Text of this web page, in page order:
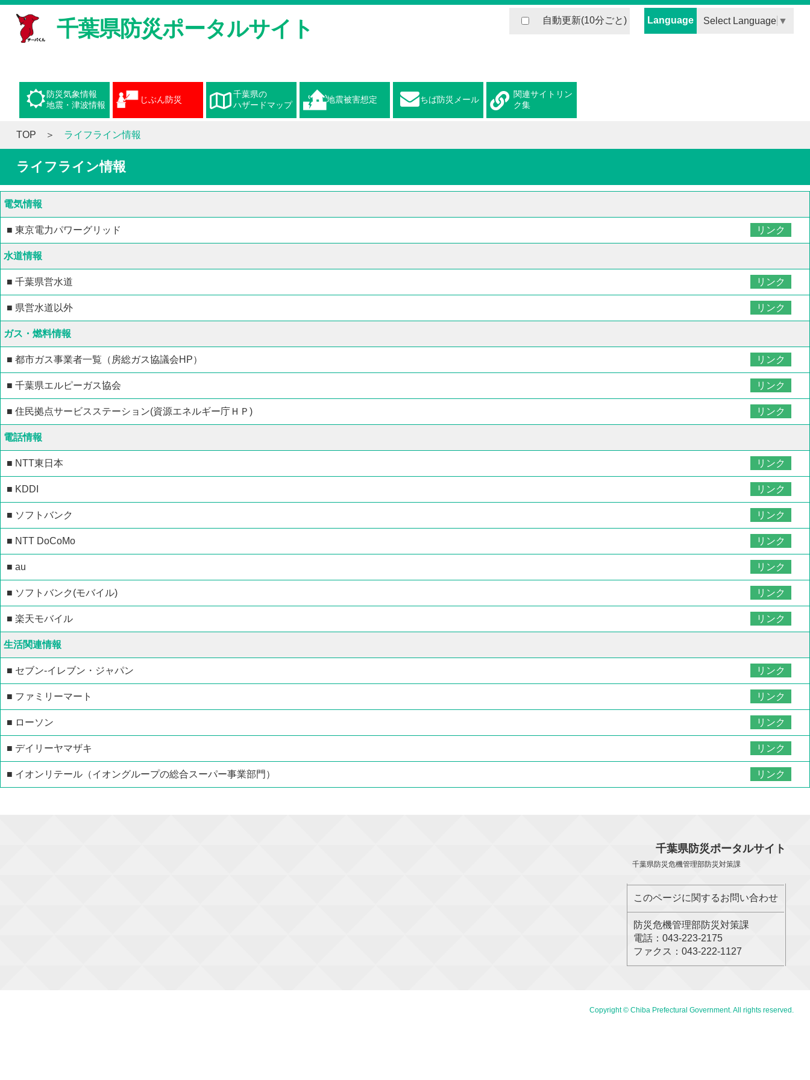
自動更新(10分ごと) Language Select Language ▼
千葉県防災ポータルサイト
防災気象情報
地震・津波情報
じぶん防災
千葉県の
ハザードマップ
地震被害想定 ちば防災メール
関連サイトリン
ク集
TOP ライフライン情報
ライフライン情報
電気情報
■ 東京電力パワーグリッド リンク
水道情報
■ 千葉県営水道 リンク
■ 県営水道以外 リンク
ガス・燃料情報
■ 都市ガス事業者一覧（房総ガス協議会HP） リンク
■ 千葉県エルピーガス協会 リンク
■ 住民拠点サービスステーション(資源エネルギー庁ＨＰ) リンク
電話情報
■ NTT東日本 リンク
■ KDDI リンク
■ ソフトバンク リンク
■ NTT DoCoMo リンク
■ au リンク
■ ソフトバンク(モバイル) リンク
■ 楽天モバイル リンク
生活関連情報
■ セブン-イレブン・ジャパン リンク
■ ファミリーマート リンク
■ ローソン リンク
■ デイリーヤマザキ リンク
■ イオンリテール（イオングループの総合スーパー事業部門） リンク
千葉県防災ポータルサイト
千葉県防災危機管理部防災対策課
このページに関するお問い合わせ
防災危機管理部防災対策課
電話：043-223-2175
ファクス：043-222-1127
Copyright © Chiba Prefectural Government. All rights reserved.